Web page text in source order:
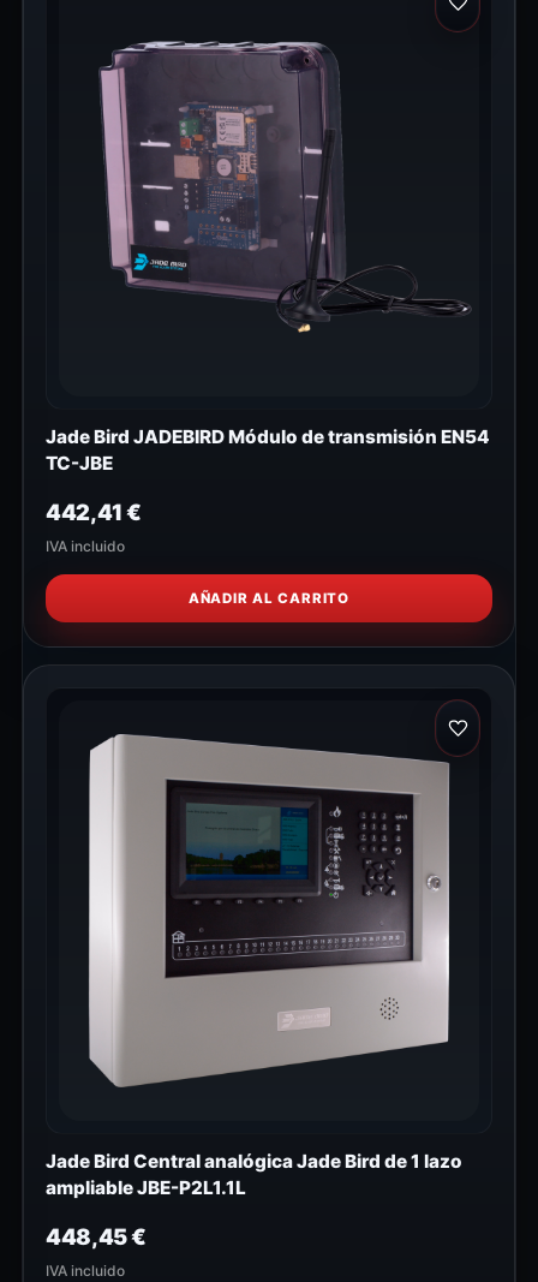
Jade Bird JADEBIRD Módulo de transmisión EN54
TC-JBE
442,41€
IVA incluido
AÑADIR AL CARRITO
Jade Bird Central analógica Jade Bird de 1 lazo
ampliable JBE-P2L1.1L
448,45€
IVA incluido